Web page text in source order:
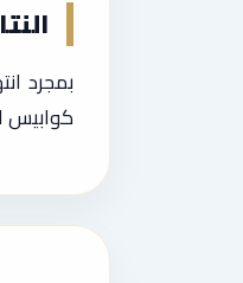
بمجرد
كوابيس